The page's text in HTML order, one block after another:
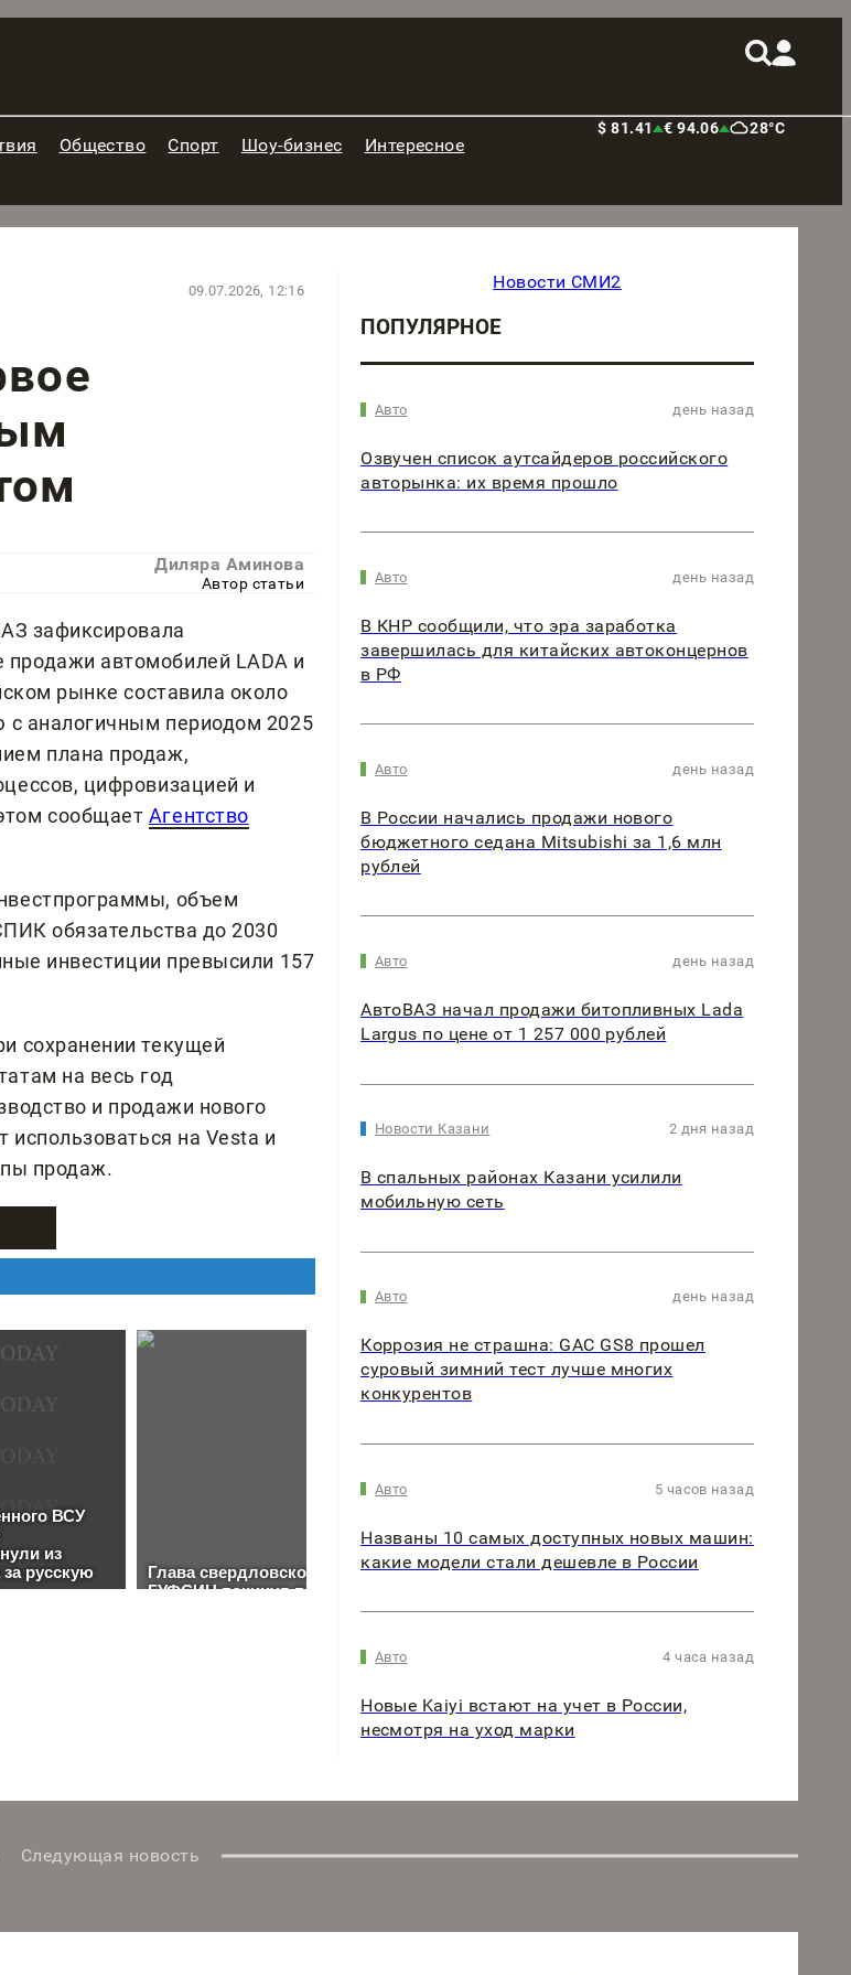
Общество Спорт Шоу-бизнес Интересное
$ 81.41 € 94.06 28°C
09.07.2026, 12:16
Диляра Аминова
Автор статьи
зафиксировала
автомобилей LADA и
рынке составила около
с аналогичным периодом 2025
плана продаж,
цифровизацией и
сообщает Агентство
объем
обязательства до 2030
инвестиции превысили 157
сохранении текущей
на весь год
и продажи нового
использоваться на Vesta и
продаж.
Новости СМИ2
ПОПУЛЯРНОЕ
Авто день назад
Озвучен список аутсайдеров российского
авторынка: их время прошло
Авто день назад
В КНР сообщили, что эра заработка
завершилась для китайских автоконцернов
в РФ
Авто день назад
В России начались продажи нового
бюджетного седана Mitsubishi за 1,6 млн
рублей
Авто день назад
АвтоВАЗ начал продажи битопливных Lada
Largus по цене от 1 257 000 рублей
Новости Казани 2 дня назад
В спальных районах Казани усилили
мобильную сеть
Авто день назад
Коррозия не страшна: GAC GS8 прошел
суровый зимний тест лучше многих
конкурентов
Авто 5 часов назад
Названы 10 самых доступных новых машин:
какие модели стали дешевле в России
Авто 4 часа назад
Новые Kaiyi встают на учет в России,
несмотря на уход марки
Следующая новость